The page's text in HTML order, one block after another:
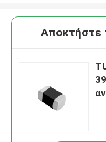
Αποκτήστε